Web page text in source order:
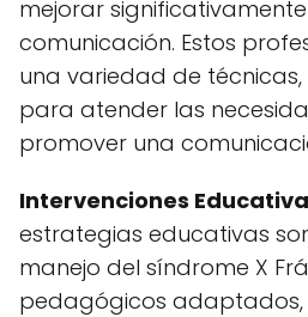
mejorar
comunicación. Estos
una variedad de
para atender las
promover una
Intervenciones
estrategias educativas
manejo del síndrome X
pedagógicos adaptados,